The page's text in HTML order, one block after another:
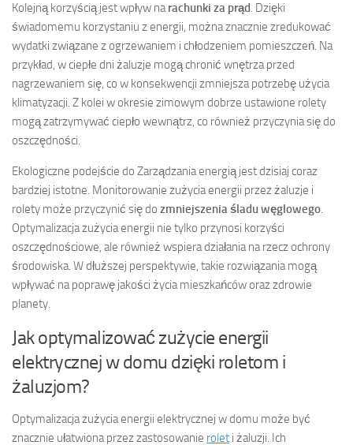
Kolejną korzyścią jest wpływ narachunki za prąd. Dzięki
świadomemu korzystaniu z energii, można znacznie zredukować
wydatki związane z ogrzewaniem i chłodzeniem pomieszczeń. Na
przykład, w ciepłe dni żaluzje mogą chronić wnętrza przed
nagrzewaniem się, co w konsekwencji zmniejsza potrzebę użycia
klimatyzacji. Z kolei w okresie zimowym dobrze ustawione rolety
mogą zatrzymywać ciepło wewnątrz, co również przyczynia się do
oszczędności.
Ekologiczne podejście do Zarządzania energią jest dzisiaj coraz
bardziej istotne. Monitorowanie zużycia energii przez żaluzje i
rolety może przyczynić się do zmniejszenia śladu węglowego.
Optymalizacja zużycia energii nie tylko przynosi korzyści
oszczędnościowe, ale również wspiera działania na rzecz ochrony
środowiska. W dłuższej perspektywie, takie rozwiązania mogą
wpływać na poprawę jakości życia mieszkańców oraz zdrowie
planety.
Jak optymalizować zużycie energii
elektrycznej w domu dzięki roletom i
żaluzjom?
Optymalizacja zużycia energii elektrycznej w domu może być
znacznie ułatwiona przez zastosowanie rolet i żaluzji. Ich